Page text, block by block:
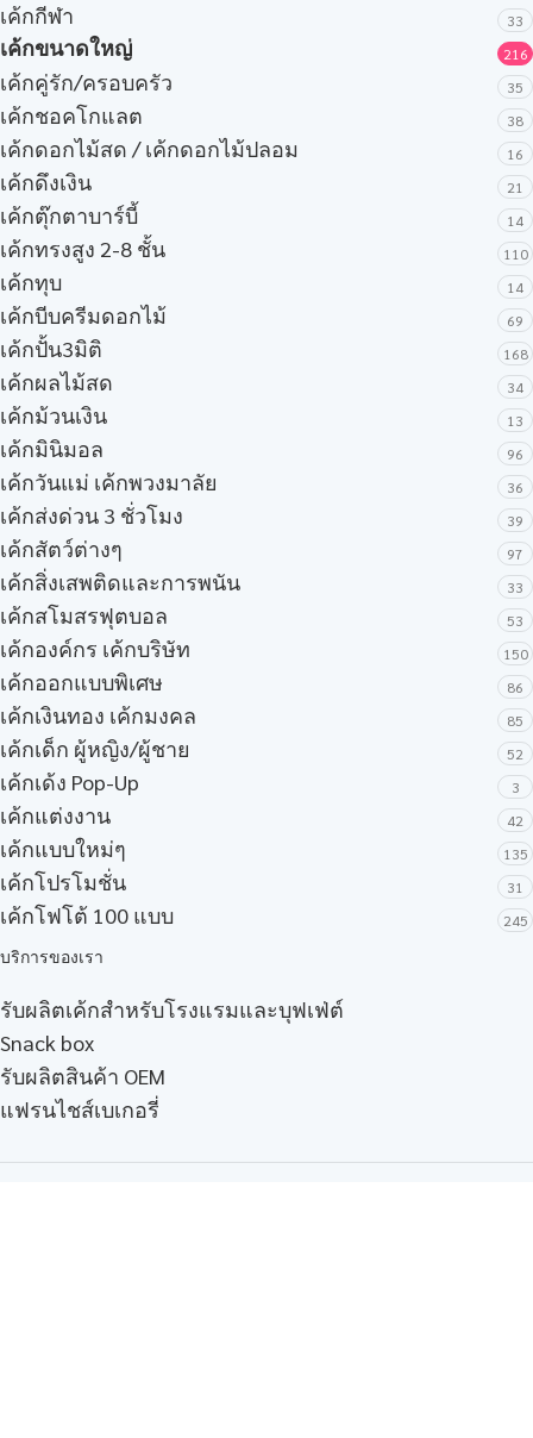
เค้กกีฬา 33
เค้กขนาดใหญ่ 216
เค้กคู่รัก/ครอบครัว 35
เค้กชอคโกแลต 38
เค้กดอกไม้สด / เค้กดอกไม้ปลอม 16
เค้กดึงเงิน 21
เค้กตุ๊กตาบาร์บี้ 14
เค้กทรงสูง 2-8 ชั้น 110
เค้กทุบ 14
เค้กบีบครีมดอกไม้ 69
เค้กปั้น3มิติ 168
เค้กผลไม้สด 34
เค้กม้วนเงิน 13
เค้กมินิมอล 96
เค้กวันแม่ เค้กพวงมาลัย 36
เค้กส่งด่วน 3 ชั่วโมง 39
เค้กสัตว์ต่างๆ 97
เค้กสิ่งเสพติดและการพนัน 33
เค้กสโมสรฟุตบอล 53
เค้กองค์กร เค้กบริษัท 150
เค้กออกแบบพิเศษ 86
เค้กเงินทอง เค้กมงคล 85
เค้กเด็ก ผู้หญิง/ผู้ชาย 52
เค้กเด้ง Pop-Up 3
เค้กแต่งงาน 42
เค้กแบบใหม่ๆ 135
เค้กโปรโมชั่น 31
เค้กโฟโต้ 100 แบบ
245
บริการของเรา
รับผลิตเค้กสำหรับโรงแรมและบุฟเฟ่ต์
Snack box
รับผลิตสินค้า OEM
แฟรนไชส์เบเกอรี่